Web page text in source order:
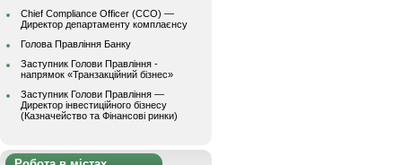
Chief Compliance Officer (CCO) —
Директор департаменту комплаєнсу
Голова Правління Банку
Заступник Голови Правління -
напрямок «Транзакційний бізнес»
Заступник Голови Правління —
Директор інвестиційного бізнесу
(Казначейство та Фінансові ринки)